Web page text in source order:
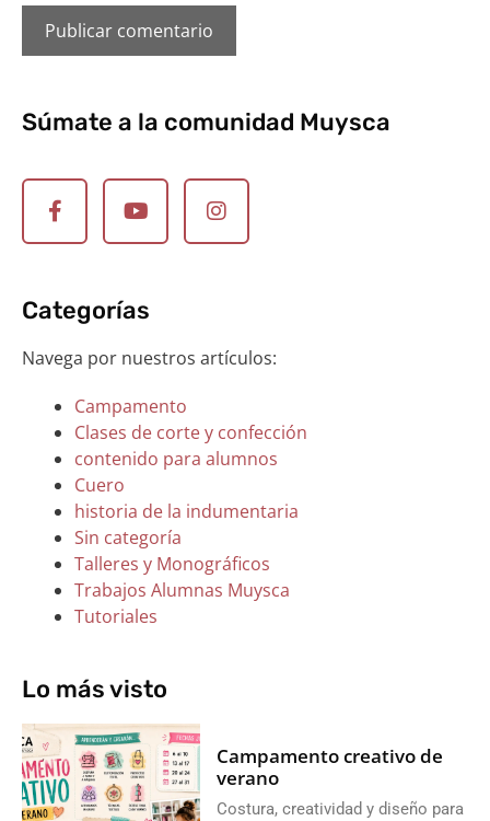
Súmate a la comunidad Muysca
Categorías
Navega por nuestros artículos:
Campamento
Clases de corte y confección
contenido para alumnos
Cuero
historia de la indumentaria
Sin categoría
Talleres y Monográficos
Trabajos Alumnas Muysca
Tutoriales
Lo más visto
Campamento creativo de
verano
Costura, creatividad y diseño para